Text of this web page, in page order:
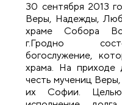
30 сентября 2013
Веры, Надежды,
храме Собора
г.Гродно
богослужение,
храма. На приходе
честь мучениц
их Софии. Целью